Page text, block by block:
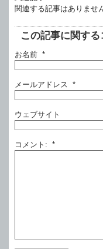
関連する記事はありませ
この記事に関す
お名前 *
メールアドレス *
ウェブサイト
コメント: *